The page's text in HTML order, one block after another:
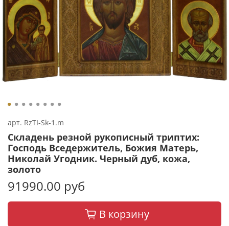
арт. RzTI-Sk-1.m
Складень резной рукописный триптих:
Господь Вседержитель, Божия Матерь,
Николай Угодник. Черный дуб, кожа,
золото
91990.00 руб
В корзину